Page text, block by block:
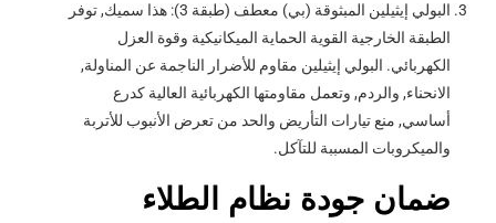
البولي إيثيلين المبثوقة (بي) معطف (طبقة 3): هذا سميك, توفر
الطبقة الخارجية القوية الحماية الميكانيكية وقوة العزل
الكهربائي. البولي إيثيلين مقاوم للأضرار الناجمة عن المناولة,
الانحناء, والردم, وتعمل مقاومتها الكهربائية العالية كدرع
أساسي, منع تيارات التأريض والحد من تعرض الأنبوب للأتربة
والميكروبات المسببة للتآكل.
ضمان جودة نظام الطلاء